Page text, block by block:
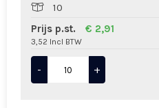
10
Prijs p.st.
€ 2,91
3,52 Incl BTW
- +